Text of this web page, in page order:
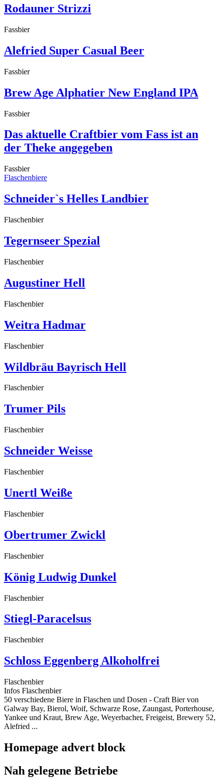
Rodauner Strizzi
Fassbier
Alefried Super Casual Beer
Fassbier
Brew Age Alphatier New England IPA
Fassbier
Das aktuelle Craftbier vom Fass ist an
der Theke angegeben
Fassbier
Flaschenbiere
Schneider`s Helles Landbier
Flaschenbier
Tegernseer Spezial
Flaschenbier
Augustiner Hell
Flaschenbier
Weitra Hadmar
Flaschenbier
Wildbräu Bayrisch Hell
Flaschenbier
Trumer Pils
Flaschenbier
Schneider Weisse
Flaschenbier
Unertl Weiße
Flaschenbier
Obertrumer Zwickl
Flaschenbier
König Ludwig Dunkel
Flaschenbier
Stiegl-Paracelsus
Flaschenbier
Schloss Eggenberg Alkoholfrei
Flaschenbier
Infos Flaschenbier
50 verschiedene Biere in Flaschen und Dosen - Craft Bier von
Galway Bay, Bierol, Woif, Schwarze Rose, Zaungast, Porterhouse,
Yankee und Kraut, Brew Age, Weyerbacher, Freigeist, Brewery 52,
Alefried ...
Homepage advert block
Nah gelegene Betriebe